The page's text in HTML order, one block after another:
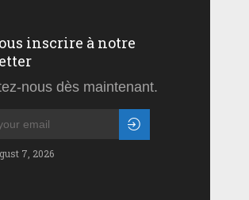
inscrire à notre
nous dès maintenant.
7, 2026